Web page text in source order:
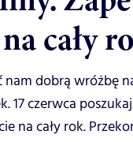
cały
dobrą wróżbę
17 czerwca
na cały rok.